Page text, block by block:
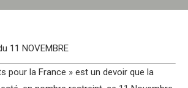
11 NOVEMBRE
pour la France » est un devoir que la